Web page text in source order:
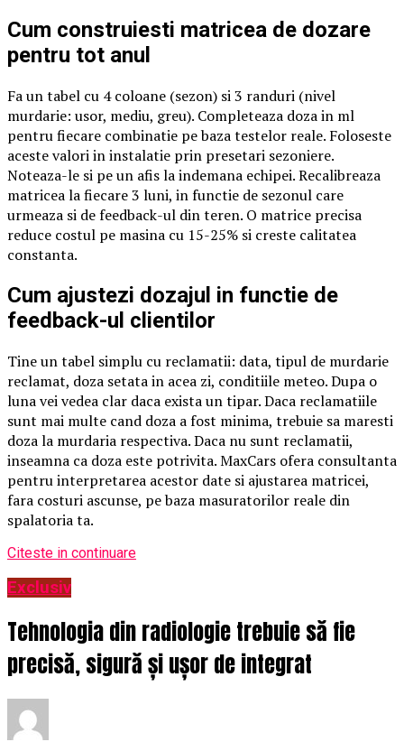
Cum construiesti matricea de dozare
pentru tot anul
Fa un tabel cu 4 coloane (sezon) si 3 randuri (nivel
murdarie: usor, mediu, greu). Completeaza doza in ml
pentru fiecare combinatie pe baza testelor reale. Foloseste
aceste valori in instalatie prin presetari sezoniere.
Noteaza-le si pe un afis la indemana echipei. Recalibreaza
matricea la fiecare 3 luni, in functie de sezonul care
urmeaza si de feedback-ul din teren. O matrice precisa
reduce costul pe masina cu 15-25% si creste calitatea
constanta.
Cum ajustezi dozajul in functie de
feedback-ul clientilor
Tine un tabel simplu cu reclamatii: data, tipul de murdarie
reclamat, doza setata in acea zi, conditiile meteo. Dupa o
luna vei vedea clar daca exista un tipar. Daca reclamatiile
sunt mai multe cand doza a fost minima, trebuie sa maresti
doza la murdaria respectiva. Daca nu sunt reclamatii,
inseamna ca doza este potrivita. MaxCars ofera consultanta
pentru interpretarea acestor date si ajustarea matricei,
fara costuri ascunse, pe baza masuratorilor reale din
spalatoria ta.
Citeste in continuare
Exclusiv
Tehnologia din radiologie trebuie să fie
precisă, sigură și ușor de integrat